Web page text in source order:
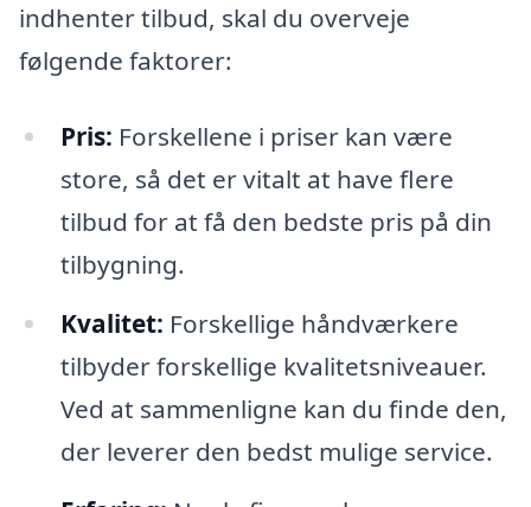
indhenter tilbud, skal du overveje
følgende faktorer:
Pris: Forskellene i priser kan være
store, så det er vitalt at have flere
tilbud for at få den bedste pris på din
tilbygning.
Kvalitet: Forskellige håndværkere
tilbyder forskellige kvalitetsniveauer.
Ved at sammenligne kan du finde den,
der leverer den bedst mulige service.